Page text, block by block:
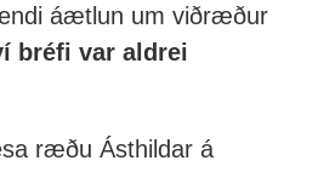
áætlun um viðræður
bréfi var aldrei
ræðu Ásthildar á